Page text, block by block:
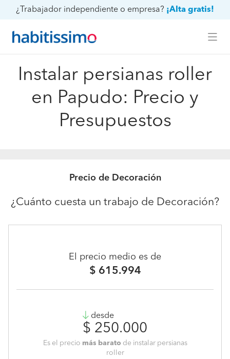
¿Trabajador independiente o empresa? ¡Alta gratis!
Instalar persianas roller
en Papudo: Precio y
Presupuestos
Precio de Decoración
¿Cuánto cuesta un trabajo de Decoración?
El precio medio es de
$ 615.994
desde
$ 250.000
Es el precio más barato de instalar persianas
roller